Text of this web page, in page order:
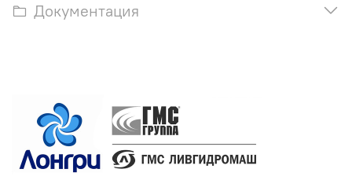
Документация